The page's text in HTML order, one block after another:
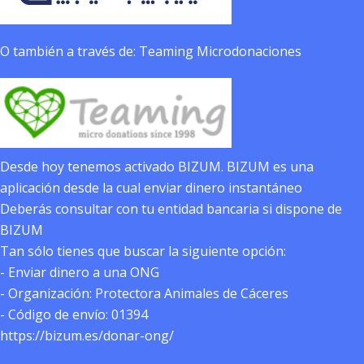
O también a través de: Teaming Microdonaciones
Desde hoy tenemos activado BIZUM. BIZUM es una
aplicación desde la cual enviar dinero instantáneo
Deberás consultar con tu entidad bancaria si dispone de
BIZUM
Tan sólo tienes que buscar la siguiente opción:
- Enviar dinero a una ONG
- Organización: Protectora Animales de Cáceres
- Código de envío: 01394
https://bizum.es/donar-ong/